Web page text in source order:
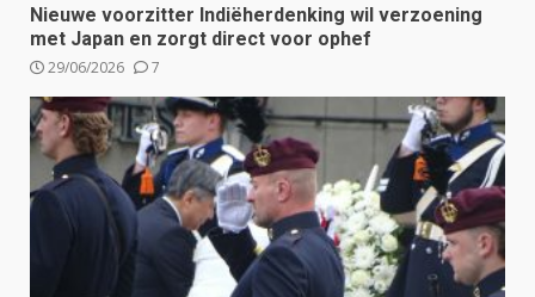
Nieuwe voorzitter Indiëherdenking wil verzoening
met Japan en zorgt direct voor ophef
29/06/2026 7